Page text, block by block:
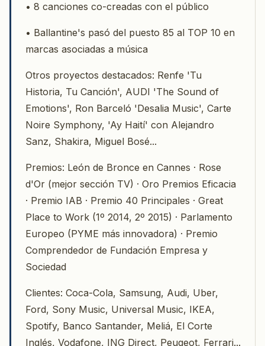
• 8 canciones co-creadas con el público
• Ballantine's pasó del puesto 85 al TOP 10 en
marcas asociadas a música
Otros proyectos destacados: Renfe 'Tu
Historia, Tu Canción', AUDI 'The Sound of
Emotions', Ron Barceló 'Desalia Music', Carte
Noire Symphony, 'Ay Haití' con Alejandro
Sanz, Shakira, Miguel Bosé...
Premios: León de Bronce en Cannes · Rose
d'Or (mejor sección TV) · Oro Premios Eficacia
· Premio IAB · Premio 40 Principales · Great
Place to Work (1º 2014, 2º 2015) · Parlamento
Europeo (PYME más innovadora) · Premio
Comprendedor de Fundación Empresa y
Sociedad
Clientes: Coca-Cola, Samsung, Audi, Uber,
Ford, Sony Music, Universal Music, IKEA,
Spotify, Banco Santander, Meliá, El Corte
Inglés, Vodafone, ING Direct, Peugeot, Ferrari...